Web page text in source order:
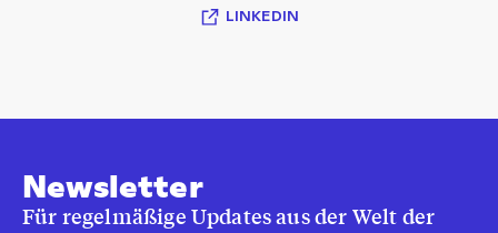
LINKEDIN
Newsletter
Für regelmäßige Updates aus der Welt der